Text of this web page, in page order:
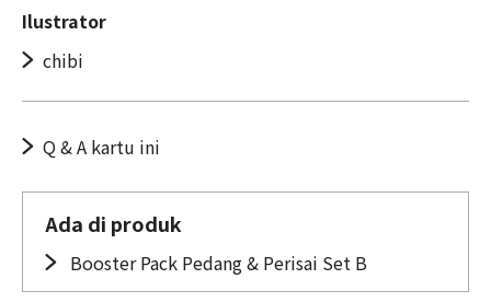
Ilustrator
chibi
Q & A kartu ini
Ada di produk
Booster Pack Pedang & Perisai Set B